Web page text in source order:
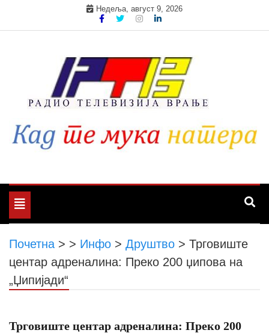
Недеља, август 9, 2026
Toggle
navigation
Почетна > > Инфо > Друштво > Трговиште
центар адреналина: Преко 200 џипова на
„Џипијади“
Трговиште центар адреналина: Преко 200